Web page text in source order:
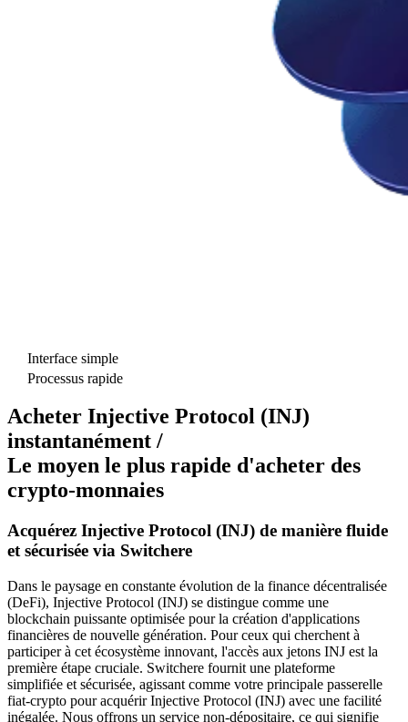
Interface simple
Processus rapide
Acheter Injective Protocol (INJ)
instantanément /
Le moyen le plus rapide d'acheter des
crypto-monnaies
Acquérez Injective Protocol (INJ) de manière fluide
et sécurisée via Switchere
Dans le paysage en constante évolution de la finance décentralisée
(DeFi), Injective Protocol (INJ) se distingue comme une
blockchain puissante optimisée pour la création d'applications
financières de nouvelle génération. Pour ceux qui cherchent à
participer à cet écosystème innovant, l'accès aux jetons INJ est la
première étape cruciale. Switchere fournit une plateforme
simplifiée et sécurisée, agissant comme votre principale passerelle
fiat-crypto pour acquérir Injective Protocol (INJ) avec une facilité
inégalée. Nous offrons un service non-dépositaire, ce qui signifie